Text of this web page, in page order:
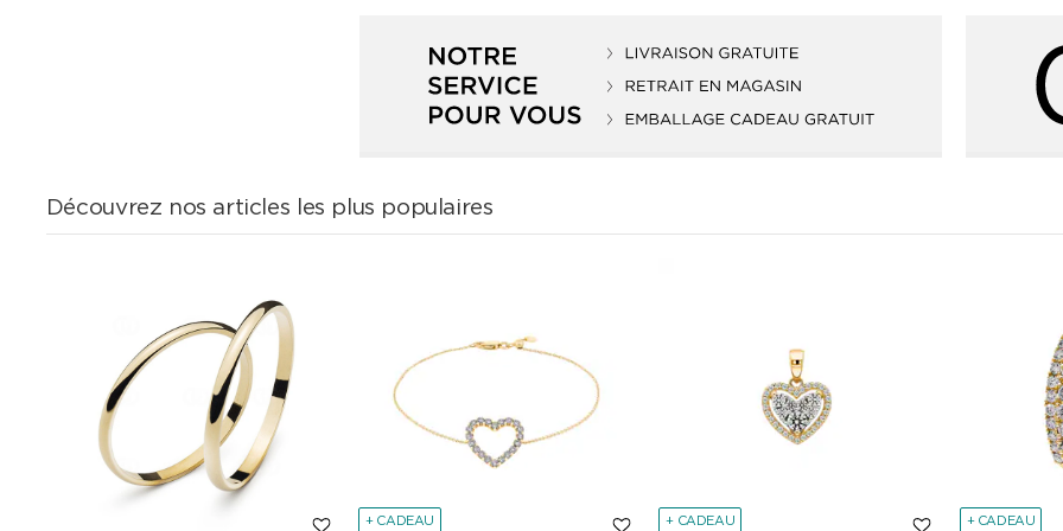
Découvrez nos articles les plus populaires
+ CADEAU + CADEAU + CADEAU